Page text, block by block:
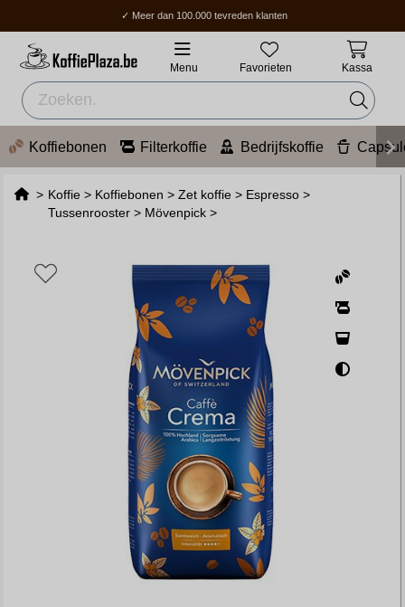
✓ Meer dan 100.000 tevreden klanten
✓ Gratis verzending boven 70 €
✓ Thuisbezorging / Afhaalpunt: 2-5 werkdagen.
Menu Favorieten Kassa
Koffiebonen Filterkoffie Bedrijfskoffie
> Koffie > Koffiebonen >Zet koffie > Espresso >
Tussenrooster > Mövenpick >